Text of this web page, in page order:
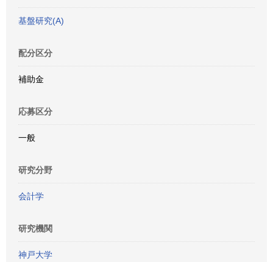
基盤研究(A)
配分区分
補助金
応募区分
一般
研究分野
会計学
研究機関
神戸大学